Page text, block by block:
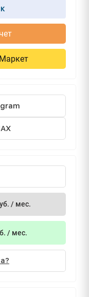
/ мес.
/ мес.